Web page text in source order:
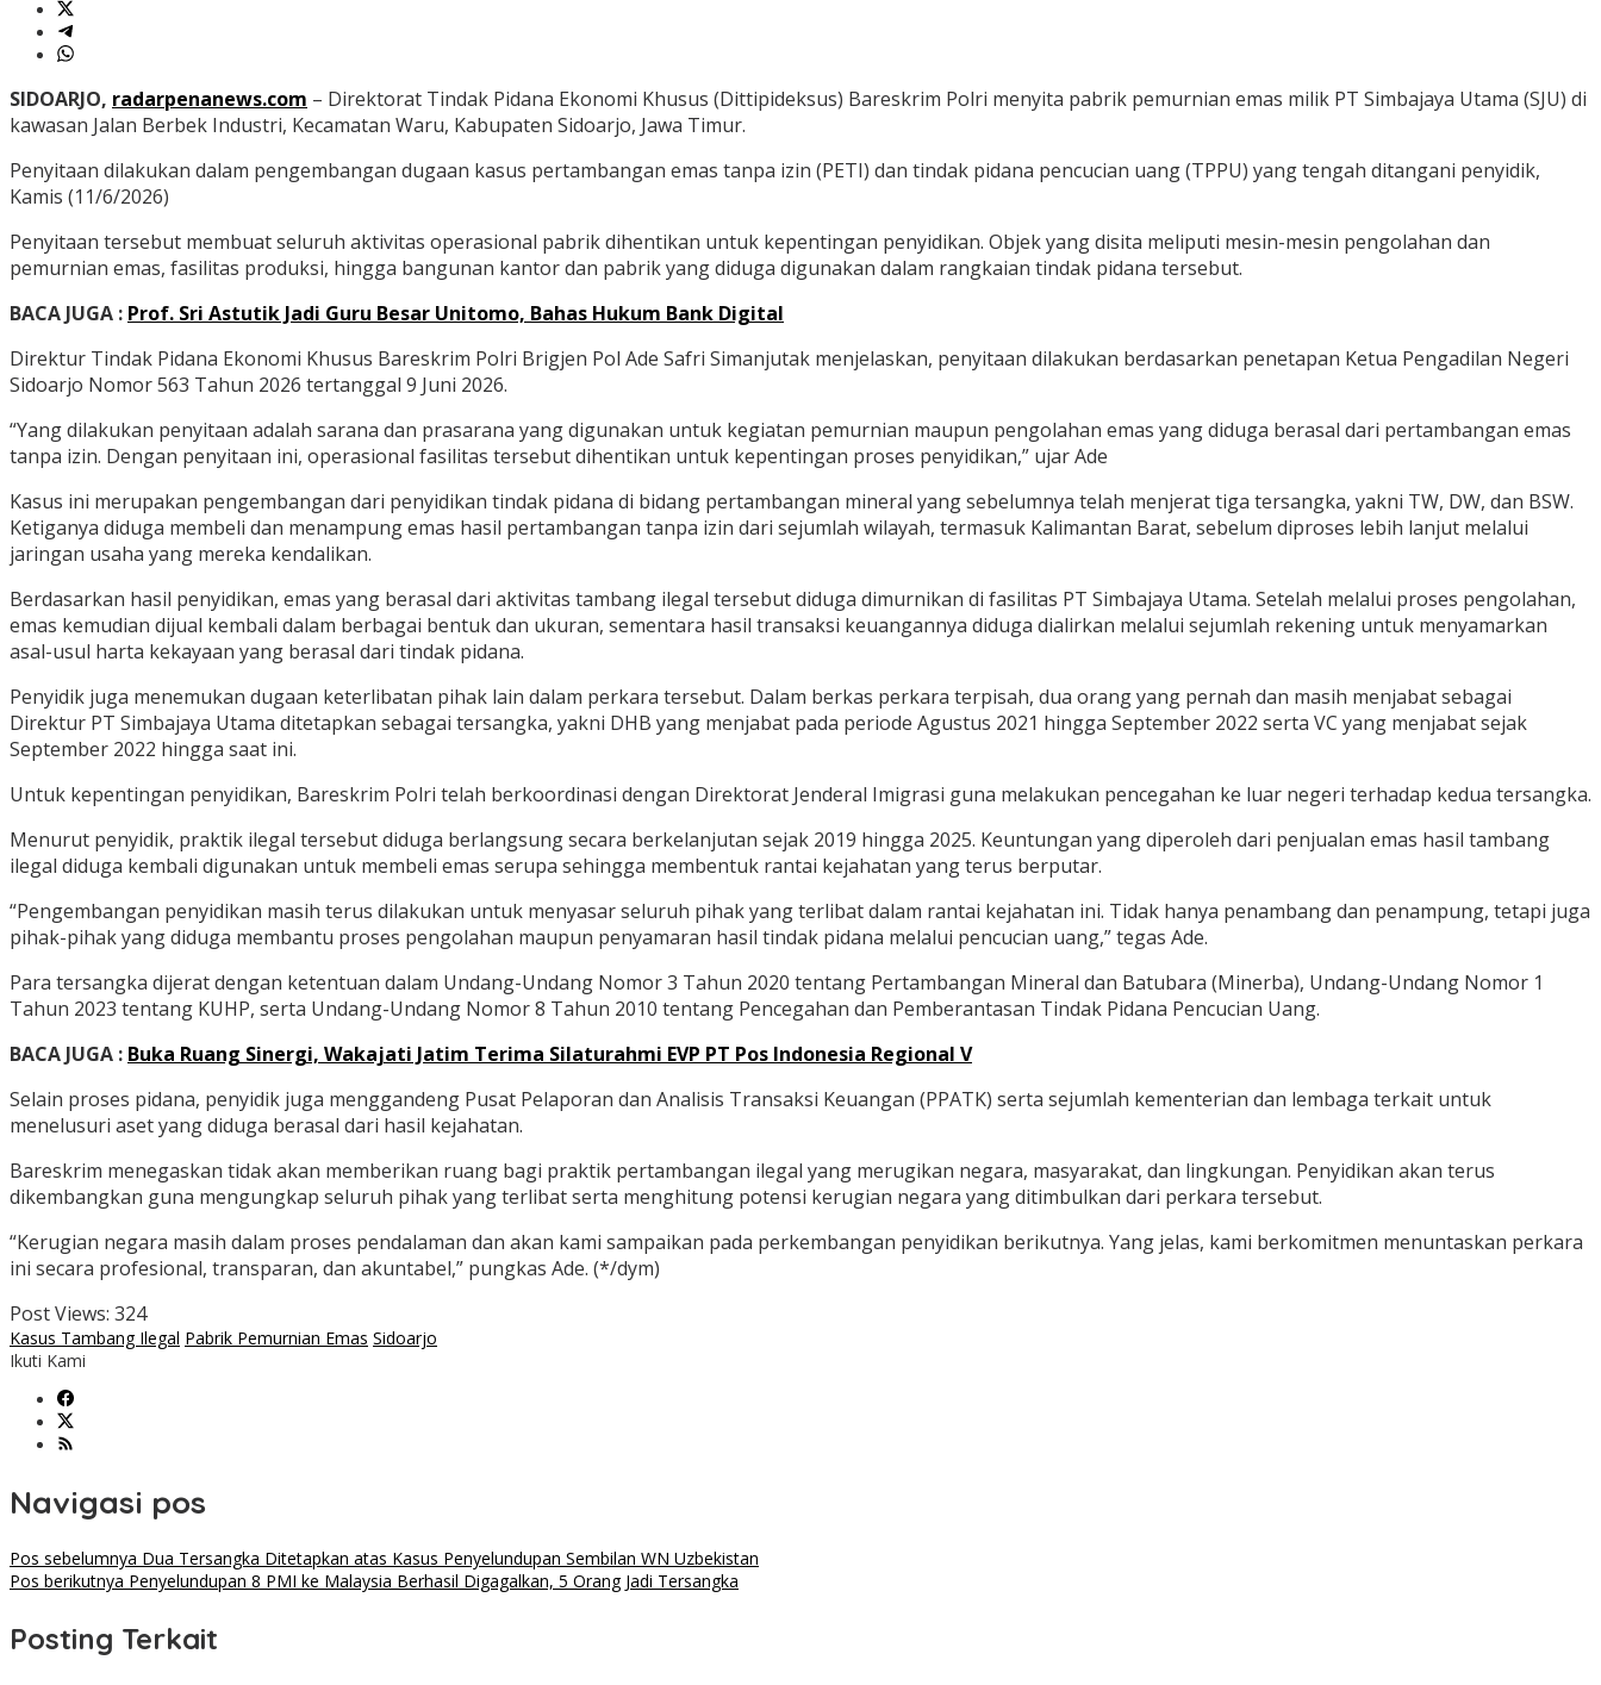
SIDOARJO, radarpenanews.com – Direktorat Tindak Pidana Ekonomi Khusus (Dittipideksus) Bareskrim Polri menyita pabrik pemurnian emas milik PT Simbajaya Utama (SJU) di
kawasan Jalan Berbek Industri, Kecamatan Waru, Kabupaten Sidoarjo, Jawa Timur.
Penyitaan dilakukan dalam pengembangan dugaan kasus pertambangan emas tanpa izin (PETI) dan tindak pidana pencucian uang (TPPU) yang tengah ditangani penyidik,
Kamis (11/6/2026)
Penyitaan tersebut membuat seluruh aktivitas operasional pabrik dihentikan untuk kepentingan penyidikan. Objek yang disita meliputi mesin-mesin pengolahan dan
pemurnian emas, fasilitas produksi, hingga bangunan kantor dan pabrik yang diduga digunakan dalam rangkaian tindak pidana tersebut.
BACA JUGA : Prof. Sri Astutik Jadi Guru Besar Unitomo, Bahas Hukum Bank Digital
Direktur Tindak Pidana Ekonomi Khusus Bareskrim Polri Brigjen Pol Ade Safri Simanjutak menjelaskan, penyitaan dilakukan berdasarkan penetapan Ketua Pengadilan Negeri
Sidoarjo Nomor 563 Tahun 2026 tertanggal 9 Juni 2026.
“Yang dilakukan penyitaan adalah sarana dan prasarana yang digunakan untuk kegiatan pemurnian maupun pengolahan emas yang diduga berasal dari pertambangan emas
tanpa izin. Dengan penyitaan ini, operasional fasilitas tersebut dihentikan untuk kepentingan proses penyidikan,” ujar Ade
Kasus ini merupakan pengembangan dari penyidikan tindak pidana di bidang pertambangan mineral yang sebelumnya telah menjerat tiga tersangka, yakni TW, DW, dan BSW.
Ketiganya diduga membeli dan menampung emas hasil pertambangan tanpa izin dari sejumlah wilayah, termasuk Kalimantan Barat, sebelum diproses lebih lanjut melalui
jaringan usaha yang mereka kendalikan.
Berdasarkan hasil penyidikan, emas yang berasal dari aktivitas tambang ilegal tersebut diduga dimurnikan di fasilitas PT Simbajaya Utama. Setelah melalui proses pengolahan,
emas kemudian dijual kembali dalam berbagai bentuk dan ukuran, sementara hasil transaksi keuangannya diduga dialirkan melalui sejumlah rekening untuk menyamarkan
asal-usul harta kekayaan yang berasal dari tindak pidana.
Penyidik juga menemukan dugaan keterlibatan pihak lain dalam perkara tersebut. Dalam berkas perkara terpisah, dua orang yang pernah dan masih menjabat sebagai
Direktur PT Simbajaya Utama ditetapkan sebagai tersangka, yakni DHB yang menjabat pada periode Agustus 2021 hingga September 2022 serta VC yang menjabat sejak
September 2022 hingga saat ini.
Untuk kepentingan penyidikan, Bareskrim Polri telah berkoordinasi dengan Direktorat Jenderal Imigrasi guna melakukan pencegahan ke luar negeri terhadap kedua tersangka.
Menurut penyidik, praktik ilegal tersebut diduga berlangsung secara berkelanjutan sejak 2019 hingga 2025. Keuntungan yang diperoleh dari penjualan emas hasil tambang
ilegal diduga kembali digunakan untuk membeli emas serupa sehingga membentuk rantai kejahatan yang terus berputar.
“Pengembangan penyidikan masih terus dilakukan untuk menyasar seluruh pihak yang terlibat dalam rantai kejahatan ini. Tidak hanya penambang dan penampung, tetapi juga
pihak-pihak yang diduga membantu proses pengolahan maupun penyamaran hasil tindak pidana melalui pencucian uang,” tegas Ade.
Para tersangka dijerat dengan ketentuan dalam Undang-Undang Nomor 3 Tahun 2020 tentang Pertambangan Mineral dan Batubara (Minerba), Undang-Undang Nomor 1
Tahun 2023 tentang KUHP, serta Undang-Undang Nomor 8 Tahun 2010 tentang Pencegahan dan Pemberantasan Tindak Pidana Pencucian Uang.
BACA JUGA : Buka Ruang Sinergi, Wakajati Jatim Terima Silaturahmi EVP PT Pos Indonesia Regional V
Selain proses pidana, penyidik juga menggandeng Pusat Pelaporan dan Analisis Transaksi Keuangan (PPATK) serta sejumlah kementerian dan lembaga terkait untuk
menelusuri aset yang diduga berasal dari hasil kejahatan.
Bareskrim menegaskan tidak akan memberikan ruang bagi praktik pertambangan ilegal yang merugikan negara, masyarakat, dan lingkungan. Penyidikan akan terus
dikembangkan guna mengungkap seluruh pihak yang terlibat serta menghitung potensi kerugian negara yang ditimbulkan dari perkara tersebut.
“Kerugian negara masih dalam proses pendalaman dan akan kami sampaikan pada perkembangan penyidikan berikutnya. Yang jelas, kami berkomitmen menuntaskan perkara
ini secara profesional, transparan, dan akuntabel,” pungkas Ade. (*/dym)
Post Views: 324
Kasus Tambang Ilegal Pabrik Pemurnian Emas Sidoarjo
Ikuti Kami
Navigasi pos
Pos sebelumnya Dua Tersangka Ditetapkan atas Kasus Penyelundupan Sembilan WN Uzbekistan
Pos berikutnya Penyelundupan 8 PMI ke Malaysia Berhasil Digagalkan, 5 Orang Jadi Tersangka
Posting Terkait